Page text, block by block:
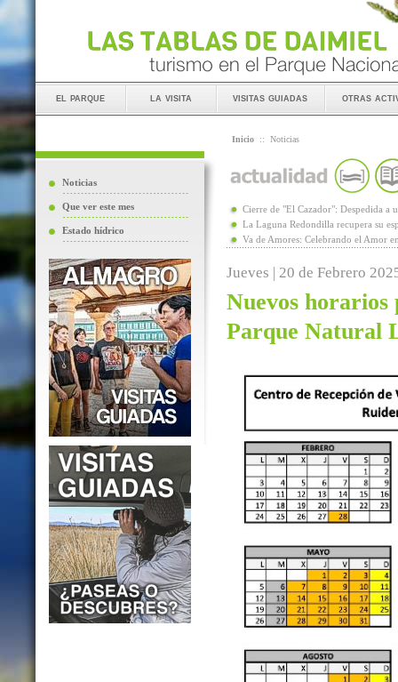
el parque la visita visitas guiadas otras
Noticias
Que ver este mes
Estado hídrico
Inicio :: Noticias
Cierre de "El Cazador": Despedida a
La Laguna Redondilla recupera su
Va de Amores: Celebrando el Amor
Jueves | 20 de Febrero
Nuevos horarios
Parque Natural